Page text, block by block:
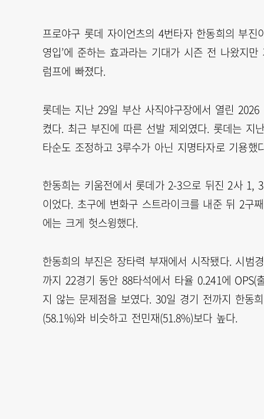
프로야구 롯데 자이언츠의 4번타자 한동희의 부
영입’에 준하는 효과라는 기대가 시즌 전 나왔지
럼프에 빠졌다.
롯데는 지난 29일 부산 사직야구장에서 열린
켰다. 최근 부진에 따른 선발 제외였다. 롯데는 지
타순도 조정하고 3루수가 아닌 지명타자로 기용
한동희는 키움전에서 롯데가 2-3으로 뒤진 2사 1,
이었다. 초구에 변화구 스트라이크를 내준 뒤 2구
에는 크게 헛스윙했다.
한동희의 부진은 장타력 부재에서 시작됐다. 시범
까지 22경기 동안 88타석에서 타율 0.241에
지 않는 문제점을 보였다. 30일 경기 전까지 한동
(58.1%)와 비슷하고 전민재(51.8%)보다 높다.